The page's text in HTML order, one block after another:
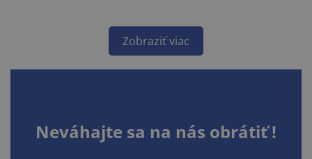
Zobraziť viac
Neváhajte sa na nás obrátiť !